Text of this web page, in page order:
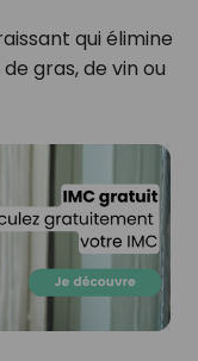
qui élimine
gras, de vin ou